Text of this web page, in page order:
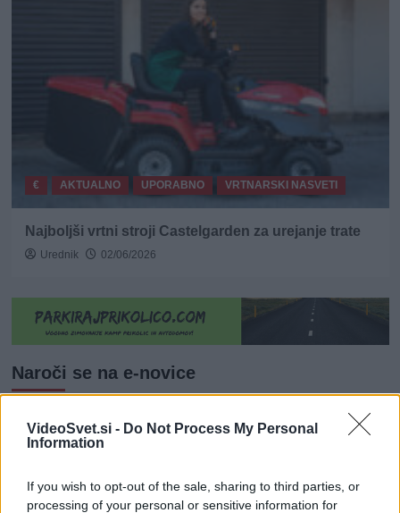
VideoSvet.si - Do Not Process My Personal
Information
If you wish to opt-out of the sale, sharing to third parties, or
processing of your personal or sensitive information for
€ AKTUALNO UPORABNO VRTNARSKI NASVETI
Najboljši vrtni stroji Castelgarden za urejanje trate
Urednik 02/06/2026
Naroči se na e-novice